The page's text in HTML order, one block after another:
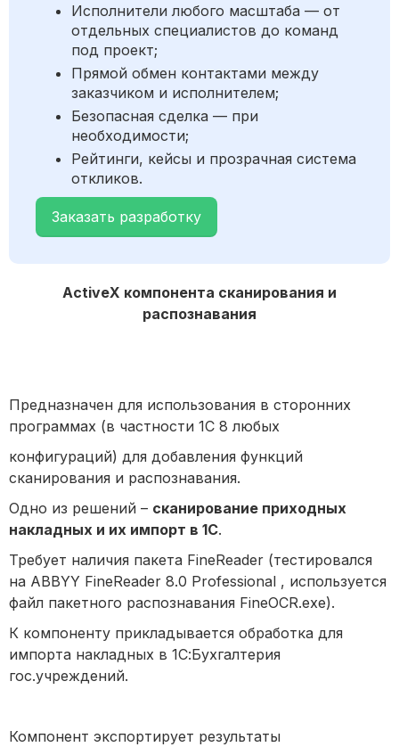
Исполнители любого масштаба — от
отдельных специалистов до команд
под проект;
Прямой обмен контактами между
заказчиком и исполнителем;
Безопасная сделка — при
необходимости;
Рейтинги, кейсы и прозрачная система
откликов.
Заказать разработку
ActiveX компонента сканирования и
распознавания
Предназначен для использования в сторонних
программах (в частности 1С 8 любых
конфигураций) для добавления функций
сканирования и распознавания.
Одно из решений – сканирование приходных
накладных и их импорт в 1С.
Требует наличия пакета FineReader (тестировался
на ABBYY FineReader 8.0 Professional , используется
файл пакетного распознавания FineOCR.exe).
К компоненту прикладывается обработка для
импорта накладных в 1С:Бухгалтерия
гос.учреждений.
Компонент экспортирует результаты